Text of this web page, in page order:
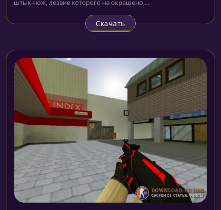
штык-нож, лезвие которого не окрашено,...
Скачать